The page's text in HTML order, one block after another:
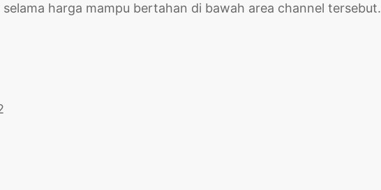
harga mampu bertahan di bawah area channel tersebut.